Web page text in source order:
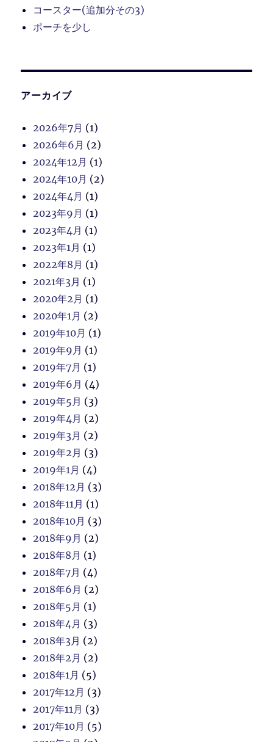
コースター(追加分その3)
ポーチを少し
アーカイブ
2026年7月 (1)
2026年6月 (2)
2024年12月 (1)
2024年10月 (2)
2024年4月 (1)
2023年9月 (1)
2023年4月 (1)
2023年1月 (1)
2022年8月 (1)
2021年3月 (1)
2020年2月 (1)
2020年1月 (2)
2019年10月 (1)
2019年9月 (1)
2019年7月 (1)
2019年6月 (4)
2019年5月 (3)
2019年4月 (2)
2019年3月 (2)
2019年2月 (3)
2019年1月 (4)
2018年12月 (3)
2018年11月 (1)
2018年10月 (3)
2018年9月 (2)
2018年8月 (1)
2018年7月 (4)
2018年6月 (2)
2018年5月 (1)
2018年4月 (3)
2018年3月 (2)
2018年2月 (2)
2018年1月 (5)
2017年12月 (3)
2017年11月 (3)
2017年10月 (5)